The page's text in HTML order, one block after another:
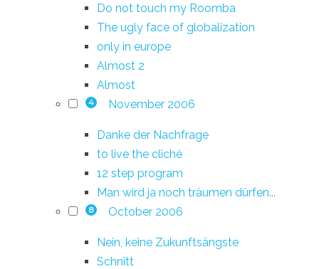
Do not touch my Roomba
The ugly face of globalization
only in europe
Almost 2
Almost
4 November 2006
Danke der Nachfrage
to live the cliché
12 step program
Man wird ja noch träumen dürfen...
8 October 2006
Nein, keine Zukunftsängste
Schnitt